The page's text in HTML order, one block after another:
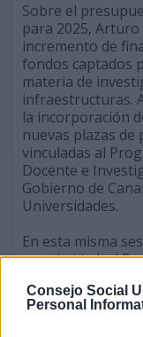
Consejo Social
Personal
Sobre el
para 2025,
incremento de
fondos captados
materia de
infraestructuras.
la incorporación
nuevas plazas
vinculadas al
Docente e
Gobierno de
Universidades.
En esta misma
unanimidad, el
incremento del
el aumento de la